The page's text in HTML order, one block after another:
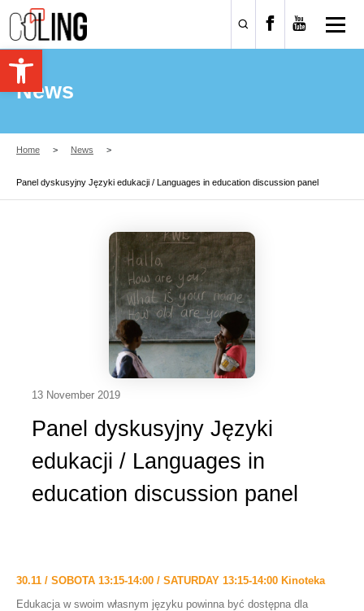
Open toolbar
News
Home News
Panel dyskusyjny Języki edukacji / Languages in education discussion panel
13 November 2019
Panel dyskusyjny Języki
edukacji / Languages in
education discussion panel
30.11 / SOBOTA 13:15-14:00 / SATURDAY 13:15-14:00 Kinoteka
Edukacja w swoim własnym języku powinna być dostępna dla